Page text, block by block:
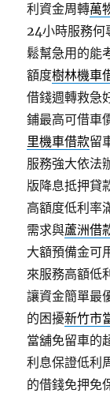
利資金周轉萬
24小時服務何
鬆幫急用的能
額度樹林機車
借錢週轉救急
鋪最高可借車
里機車借款留
服務強大依法
版降息抵押貸
高額度低利率
需求與蘆洲借
大額預備金可
來服務高額低
讓資金簡單最
的困擾新竹市
當舖免留車的
利息保證低利
的借錢免押免